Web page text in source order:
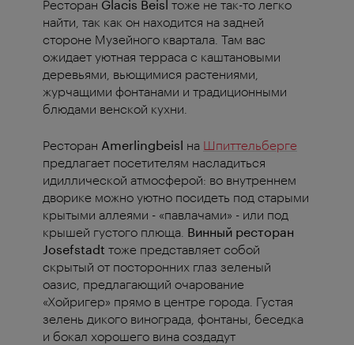
Ресторан Glacis Beisl тоже не так-то легко
найти, так как он находится на задней
стороне Музейного квартала. Там вас
ожидает уютная терраса с каштановыми
деревьями, вьющимися растениями,
журчащими фонтанами и традиционными
блюдами венской кухни.
Ресторан Amerlingbeisl на Шпиттельберге
предлагает посетителям насладиться
идиллической атмосферой: во внутреннем
дворике можно уютно посидеть под старыми
крытыми аллеями - «павлачами» - или под
крышей густого плюща. Винный ресторан
Josefstadt тоже представляет собой
скрытый от посторонних глаз зеленый
оазис, предлагающий очарование
«Хойригер» прямо в центре города. Густая
зелень дикого винограда, фонтаны, беседка
и бокал хорошего вина создадут